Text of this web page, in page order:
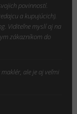
povinností.
a kupujúcich).
Viditeľne myslí aj na
zákazníkom do
ale je aj veľmi